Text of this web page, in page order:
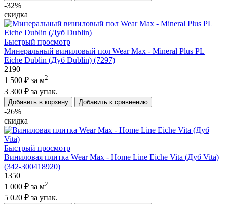
-32%
скидка
Быстрый просмотр
Минеральный виниловый пол Wear Max - Mineral Plus PL
Eiche Dublin (Дуб Dublin) (7297)
2190
1 500 ₽ за м2
3 300 ₽ за упак.
Добавить в корзину Добавить к сравнению
-26%
скидка
Быстрый просмотр
Виниловая плитка Wear Max - Home Line Eiche Vita (Дуб Vita)
(342-300418920)
1350
1 000 ₽ за м2
5 020 ₽ за упак.